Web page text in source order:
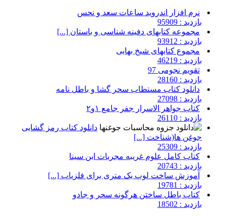
نرم افزار اندروید ساعات سعد و نحس
بازدید : 95909
مجموعه کتابهای دفینه شناسی و باستان [...]
بازدید : 93912
مجموع کتابهای شیخ بهایی
بازدید : 46219
تقویم نجومی 97
بازدید : 28160
دانلود کتاب مستطاب سحر گشا و باطل نامه
بازدید : 27098
کتاب جواهر الاسرار جفر جامع ۱و۲
بازدید : 26110
دانلود کتاب رمز گشایی
جوغن ها(شناخت [...]
بازدید : 25309
کتاب کامل علوم غریبه مجربات ابن سینا
بازدید : 20743
آموزش ساخت لوپ یک متری برای فلزیاب [...]
بازدید : 19781
کتاب باطل ساختن هرگونه سحر و جادو
بازدید : 18502